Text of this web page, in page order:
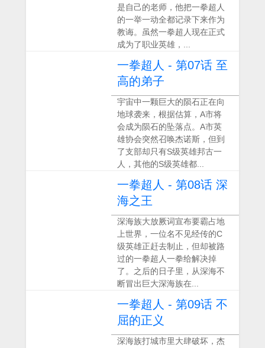
是自己的老师，他把一拳超人
的一举一动全都记录下来作为
教诲。虽然一拳超人现在正式
成为了职业英雄，...
一拳超人 - 第07话 至
高的弟子
宇宙中一颗巨大的陨石正在向
地球袭来，根据估算，A市将
会成为陨石的坠落点。A市英
雄协会突然召唤杰诺斯，但到
了支部却只有S级英雄邦古一
人，其他的S级英雄都...
一拳超人 - 第08话 深
海之王
深海族大放厥词宣布要霸占地
上世界，一位名不见经传的C
级英雄正赶去制止，但却被路
过的一拳超人一拳给解决掉
了。之后的日子里，从深海不
断冒出巨大深海族在...
一拳超人 - 第09话 不
屈的正义
深海族打城市里大肆破坏，杰